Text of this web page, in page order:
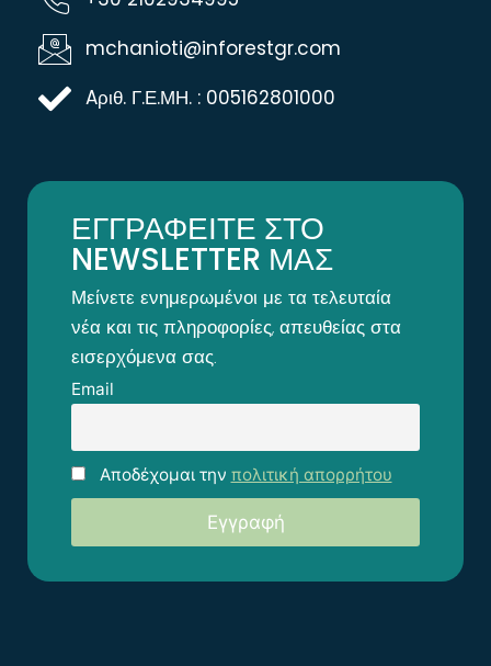
mchanioti@inforestgr.com
Aριθ. Γ.Ε.ΜΗ. : 005162801000
ΕΓΓΡΑΦΕΙΤΕ ΣΤΟ
NEWSLETTER ΜΑΣ
Μείνετε ενημερωμένοι με τα τελευταία
νέα και τις πληροφορίες, απευθείας στα
εισερχόμενα σας.
Email
Αποδέχομαι την πολιτική απορρήτου